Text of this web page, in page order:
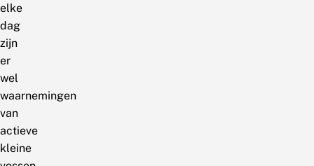
elke
dag
zijn
er
wel
waarnemingen
van
actieve
kleine